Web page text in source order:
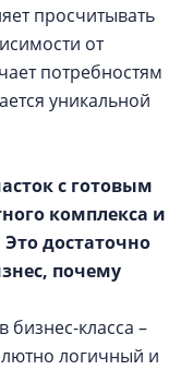
просчитывать
от
потребностям
уникальной
с готовым
комплекса и
достаточно
почему
бизнес-класса –
логичный и